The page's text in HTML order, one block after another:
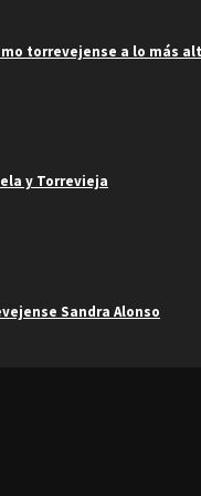
torrevejense a lo más
y Torrevieja
Sandra Alonso